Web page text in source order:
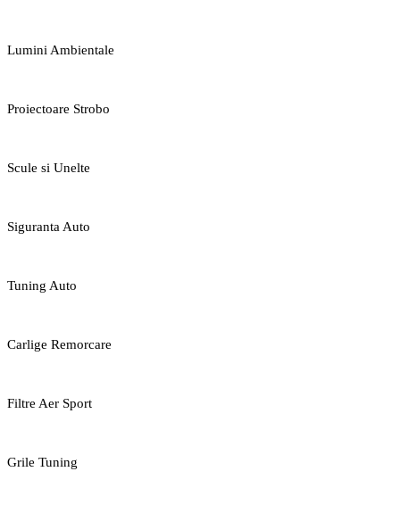
Lumini Ambientale
Proiectoare Strobo
Scule si Unelte
Siguranta Auto
Tuning Auto
Carlige Remorcare
Filtre Aer Sport
Grile Tuning